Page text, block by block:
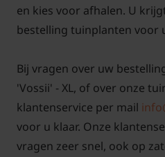
en kies voor afhalen. U
bestelling tuinplanten voor
Bij vragen over uw
'Vossii' - XL, of over onze
klantenservice per mail
voor u klaar. Onze
vragen zeer snel, ook op